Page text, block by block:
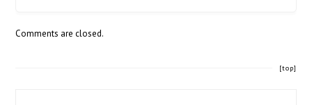
Comments are closed.
[top]